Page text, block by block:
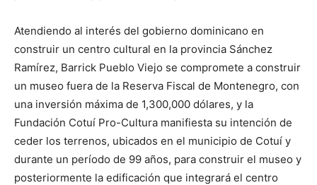
Atendiendo al interés del gobierno dominicano en
construir un centro cultural en la provincia Sánchez
Ramírez, Barrick Pueblo Viejo se compromete a construir
un museo fuera de la Reserva Fiscal de Montenegro, con
una inversión máxima de 1,300,000 dólares, y la
Fundación Cotuí Pro-Cultura manifiesta su intención de
ceder los terrenos, ubicados en el municipio de Cotuí y
durante un período de 99 años, para construir el museo y
posteriormente la edificación que integrará el centro